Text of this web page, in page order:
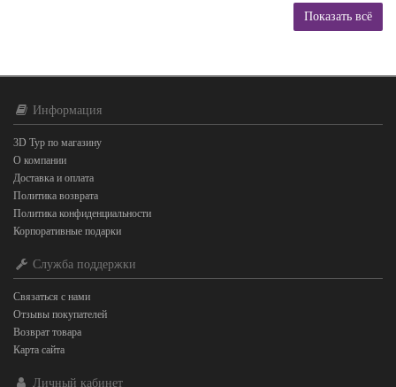
Показать всё
Информация
3D Тур по магазину
О компании
Доставка и оплата
Политика возврата
Политика конфиденциальности
Корпоративные подарки
Служба поддержки
Связаться с нами
Отзывы покупателей
Возврат товара
Карта сайта
Личный кабинет